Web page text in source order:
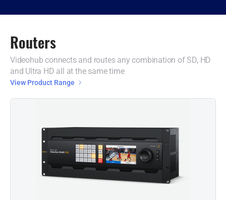
Routers
Videohub connects and routes any combination of SD, HD
and Ultra HD all at the same time
View Product Range